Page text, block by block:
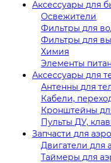
Аксессуары для
Освежители
Фильтры для
Фильтры для
Химия
Элементы
Аксессуары для
Антенны для
Кабели,
Кронштейны
Пульты ДУ,
Запчасти для
Двигатели для
Таймеры для